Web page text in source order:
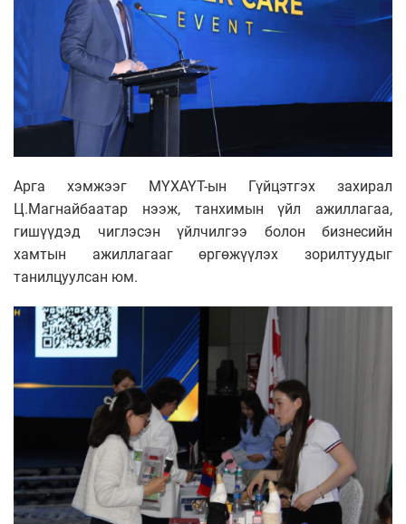
Арга хэмжээг МҮХАҮТ-ын Гүйцэтгэх захирал
Ц.Магнайбаатар нээж, танхимын үйл ажиллагаа,
гишүүдэд чиглэсэн үйлчилгээ болон бизнесийн
хамтын ажиллагааг өргөжүүлэх зорилтуудыг
танилцуулсан юм.